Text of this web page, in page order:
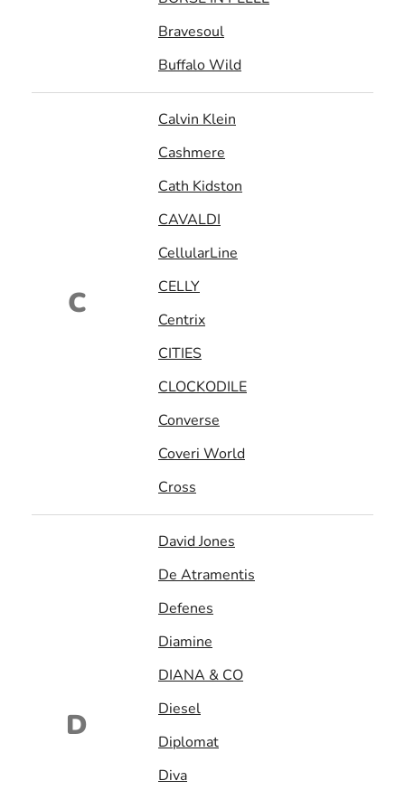
Bravesoul
Buffalo Wild
C
Calvin Klein
Cashmere
Cath Kidston
CAVALDI
CellularLine
CELLY
Centrix
CITIES
CLOCKODILE
Converse
Coveri World
Cross
D
David Jones
De Atramentis
Defenes
Diamine
DIANA & CO
Diesel
Diplomat
Diva